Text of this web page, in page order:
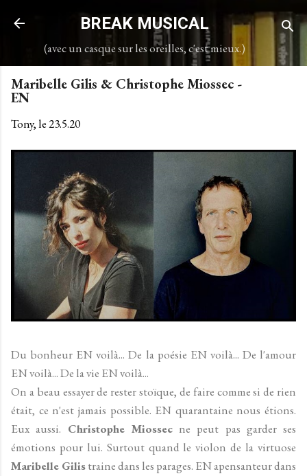
Accéder au contenu principal
BREAK MUSICAL
(avec un casque sur les oreilles, c'est mieux.)
Maribelle Gilis & Christophe Miossec -
EN
Tony, le23.5.20
Du bonheur EN voilà... De la poésie EN voilà... De l'amour
EN voilà... De la vie EN voilà...
On a beau essayer de rester stoïque, de faire comme si de rien
était, ce n'est jamais possible. EN quarantaine nous étions.
Eux aussi. Christophe Miossecne peut pas garder ses
émotions pour lui. Surtout quand le violon de la virtuose
Maribelle Gilistraine dans les parages. EN apensanteur dans